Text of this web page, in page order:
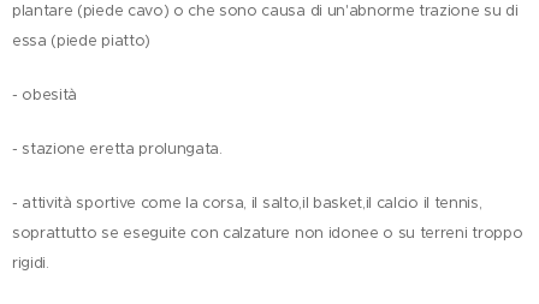
plantare (piede cavo) o che sono causa di un'abnorme trazione su di
essa (piede piatto)
- obesità
- stazione eretta prolungata.
- attività sportive come la corsa, il salto,il basket,il calcio il tennis,
soprattutto se eseguite con calzature non idonee o su terreni troppo
rigidi.